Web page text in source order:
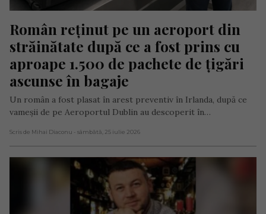
Român reținut pe un aeroport din
străinătate după ce a fost prins cu
aproape 1.500 de pachete de țigări
ascunse în bagaje
Un român a fost plasat în arest preventiv în Irlanda, după ce
vameșii de pe Aeroportul Dublin au descoperit în…
Scris de Mihai Diaconu - sâmbătă, 25 iulie 2026